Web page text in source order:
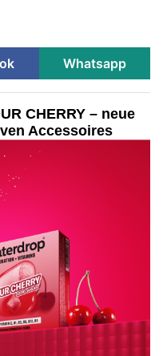
Whatsapp
CHERRY – neue
Accessoires